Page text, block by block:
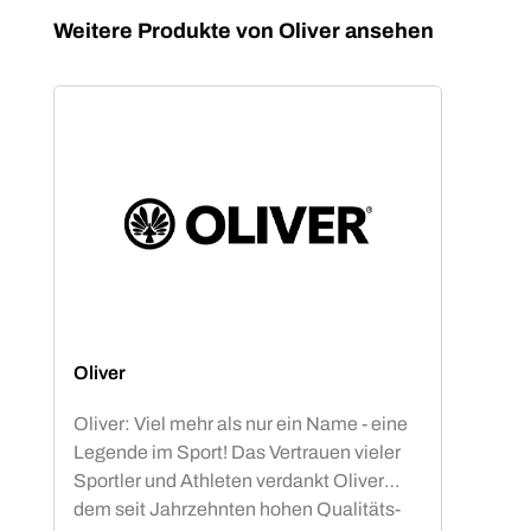
Produktgalerie überspringen
Weitere Produkte von Oliver ansehen
Oliver
Oliver: Viel mehr als nur ein Name - eine
Legende im Sport! Das Vertrauen vieler
Sportler und Athleten verdankt Oliver
dem seit Jahrzehnten hohen Qualitäts-